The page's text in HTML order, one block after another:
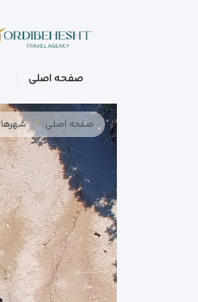
صفحه اصلی
صفحه اصلی شهرها